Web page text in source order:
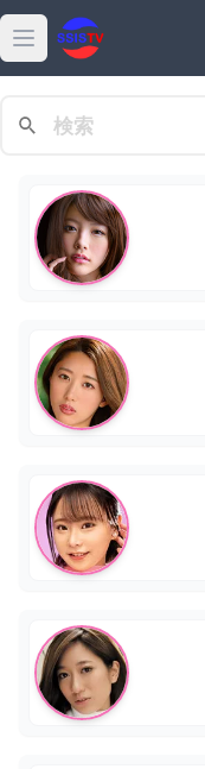
Open main menu